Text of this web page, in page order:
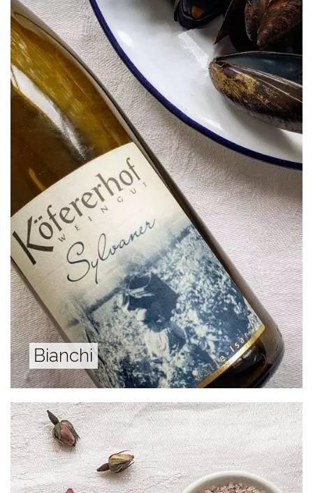
Bianchi